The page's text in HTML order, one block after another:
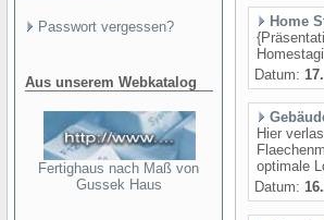
Passwort vergessen?
Aus unserem Webkatalog
Fertighaus nach Maß von
Gussek Haus
Home
Datum:
Hier
optimale
Datum: